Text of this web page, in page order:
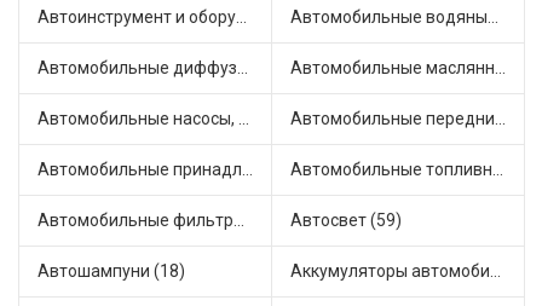
Автоинструмент и оборудование (8) Автомобильные водяные насосы (27)
Автомобильные диффузоры и вентиляторы (4) Автомобильные маслянные насосы (9)
Автомобильные насосы, компрессоры и манометры (1) Автомобильные передние фары (14)
Автомобильные принадлежности и аксессуары (8) Автомобильные топливные насосы (25)
Автомобильные фильтры (1) Автосвет (59)
Автошампуни (18) Аккумуляторы автомобильные (2)